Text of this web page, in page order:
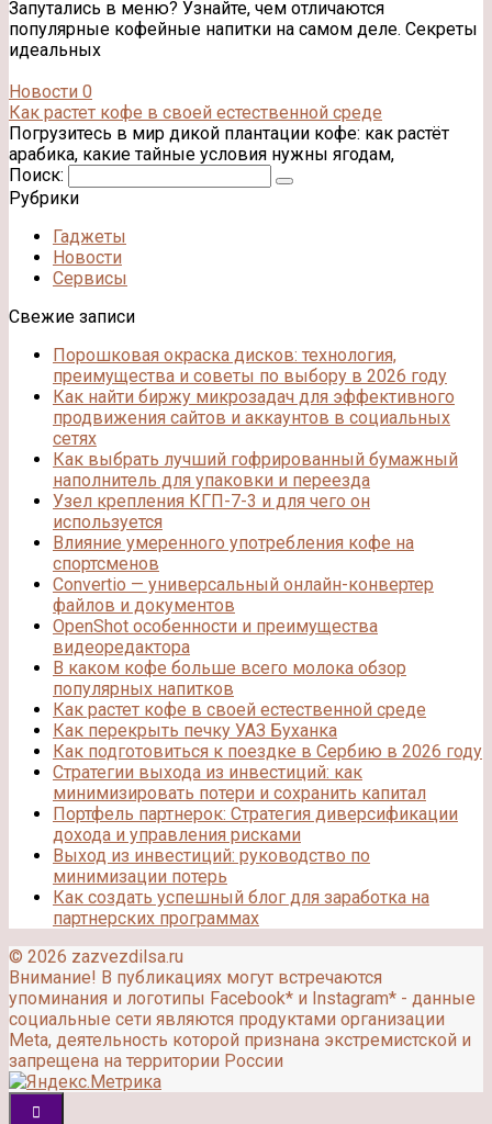
Запутались в меню? Узнайте, чем отличаются
популярные кофейные напитки на самом деле. Секреты
идеальных
Новости 0
Как растет кофе в своей естественной среде
Погрузитесь в мир дикой плантации кофе: как растёт
арабика, какие тайные условия нужны ягодам,
Поиск:
Рубрики
Гаджеты
Новости
Сервисы
Свежие записи
Порошковая окраска дисков: технология,
преимущества и советы по выбору в 2026 году
Как найти биржу микрозадач для эффективного
продвижения сайтов и аккаунтов в социальных
сетях
Как выбрать лучший гофрированный бумажный
наполнитель для упаковки и переезда
Узел крепления КГП-7-3 и для чего он
используется
Влияние умеренного употребления кофе на
спортсменов
Convertio — универсальный онлайн-конвертер
файлов и документов
OpenShot особенности и преимущества
видеоредактора
В каком кофе больше всего молока обзор
популярных напитков
Как растет кофе в своей естественной среде
Как перекрыть печку УАЗ Буханка
Как подготовиться к поездке в Сербию в 2026 году
Стратегии выхода из инвестиций: как
минимизировать потери и сохранить капитал
Портфель партнерок: Стратегия диверсификации
дохода и управления рисками
Выход из инвестиций: руководство по
минимизации потерь
Как создать успешный блог для заработка на
партнерских программах
© 2026 zazvezdilsa.ru
Внимание! В публикациях могут встречаются
упоминания и логотипы Facebook* и Instagram* - данные
социальные сети являются продуктами организации
Meta, деятельность которой признана экстремистской и
запрещена на территории России